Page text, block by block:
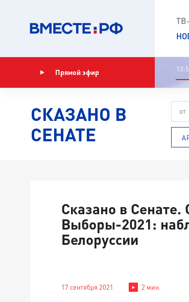
Прямой эфир
СКАЗАНО В
СЕНАТЕ
Сказано в Сенате.
Выборы-2021:
Белоруссии
17 сентября 2021 2 мин.